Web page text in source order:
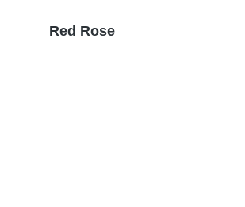
Red Rose